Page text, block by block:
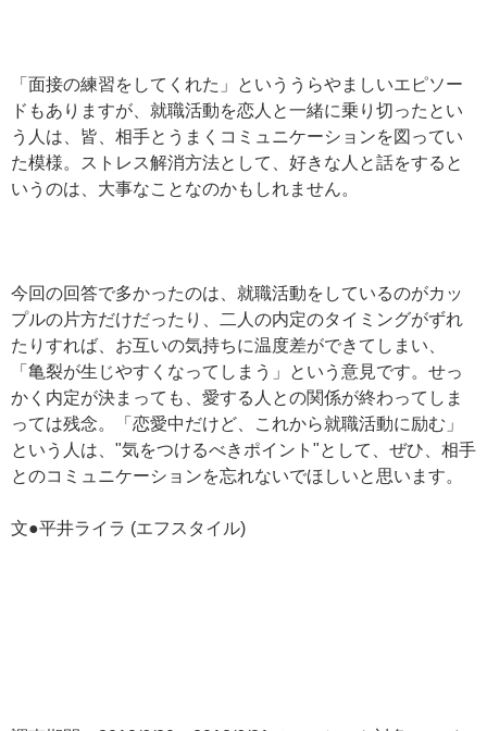
「面接の練習をしてくれた」といううらやましいエピソー
ドもありますが、就職活動を恋人と一緒に乗り切ったとい
う人は、皆、相手とうまくコミュニケーションを図ってい
た模様。ストレス解消方法として、好きな人と話をすると
いうのは、大事なことなのかもしれません。
今回の回答で多かったのは、就職活動をしているのがカッ
プルの片方だけだったり、二人の内定のタイミングがずれ
たりすれば、お互いの気持ちに温度差ができてしまい、
「亀裂が生じやすくなってしまう」という意見です。せっ
かく内定が決まっても、愛する人との関係が終わってしま
っては残念。「恋愛中だけど、これから就職活動に励む」
という人は、"気をつけるべきポイント"として、ぜひ、相手
とのコミュニケーションを忘れないでほしいと思います。
文●平井ライラ (エフスタイル)